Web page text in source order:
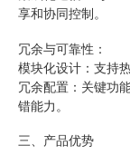
享和协同控制。
冗余与可靠性：
模块化设计：支持
冗余配置：关键功
错能力。
三、产品优势